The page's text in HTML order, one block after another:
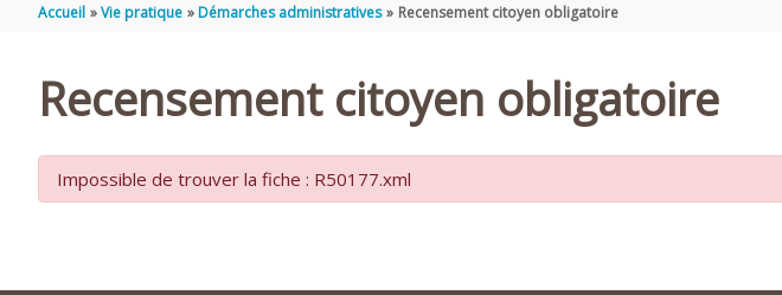
Accueil Vie pratique Démarches administratives Recensement citoyen obligatoire
Recensement citoyen obligatoire
Impossible de trouver la fiche : R50177.xml